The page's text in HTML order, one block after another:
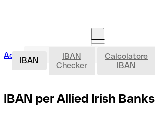
Accedi Avvia la procedura IBAN
IBAN
IBAN
Checker
Calcolatore
IBAN
IBAN per Allied Irish Banks